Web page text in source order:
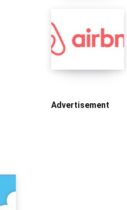
Advertisement